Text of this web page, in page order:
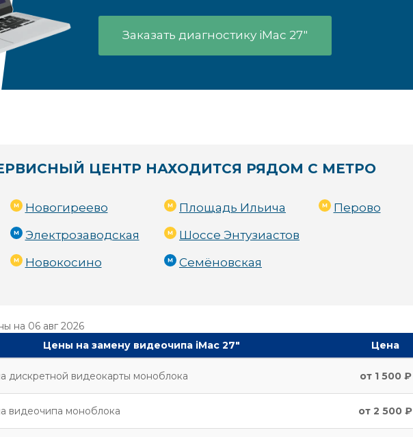
Заказать диагностику iMac 27"
ЦЕНТР НАХОДИТСЯ РЯДОМ С МЕТРО
Новогиреево
Электрозаводская
Новокосино
Площадь Ильича
Шоссе Энтузиастов
Семёновская
Перово
на 06 авг 2026
Цены на замену видеочипа iMac 27"
Цена
дискретной видеокарты моноблока от 1 500 ₽
видеочипа моноблока от 2 500 ₽